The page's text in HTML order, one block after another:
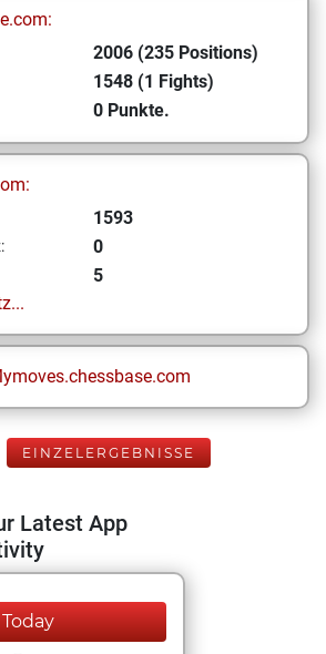
2006 (235 Positions)
1548 (1 Fights)
0 Punkte.
1593
0
5
EINZELERGEBNISSE
Latest App
Today